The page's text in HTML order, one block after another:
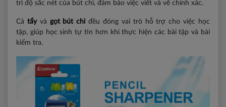
trì độ sắc nét của bút chì, đảm bảo việc viết và vẽ chính xác.
Cả tẩyvà gọt bút chì đều đóng vai trò hỗ trợ cho việc học
tập, giúp học sinh tự tin hơn khi thực hiện các bài tập và bài
kiểm tra.